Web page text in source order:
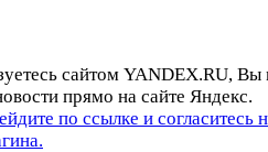
сайтом YANDEX.RU, Вы
прямо на сайте Яндекс.
по ссылке и согласитесь